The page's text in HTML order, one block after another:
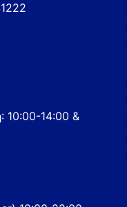
10:00-14:00 &